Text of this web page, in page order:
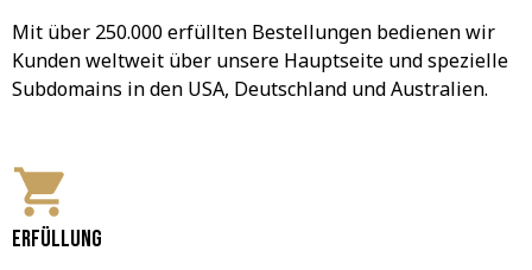
Mit über 250.000 erfüllten Bestellungen bedienen wir
Kunden weltweit über unsere Hauptseite und spezielle
Subdomains in den USA, Deutschland und Australien.
Erfüllung